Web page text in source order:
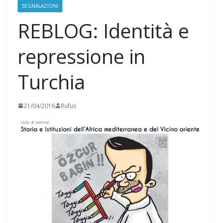
SEGNALAZIONI
REBLOG: Identità e
repressione in
Turchia
21/04/2016 Rufus